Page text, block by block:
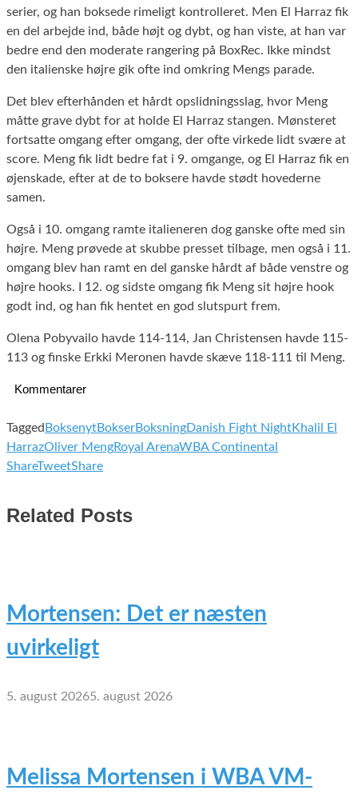
serier, og han boksede rimeligt kontrolleret. Men El Harraz fik
en del arbejde ind, både højt og dybt, og han viste, at han var
bedre end den moderate rangering på BoxRec. Ikke mindst
den italienske højre gik ofte ind omkring Mengs parade.
Det blev efterhånden et hårdt opslidningsslag, hvor Meng
måtte grave dybt for at holde El Harraz stangen. Mønsteret
fortsatte omgang efter omgang, der ofte virkede lidt svære at
score. Meng fik lidt bedre fat i 9. omgange, og El Harraz fik en
øjenskade, efter at de to boksere havde stødt hovederne
samen.
Også i 10. omgang ramte italieneren dog ganske ofte med sin
højre. Meng prøvede at skubbe presset tilbage, men også i 11.
omgang blev han ramt en del ganske hårdt af både venstre og
højre hooks. I 12. og sidste omgang fik Meng sit højre hook
godt ind, og han fik hentet en god slutspurt frem.
Olena Pobyvailo havde 114-114, Jan Christensen havde 115-
113 og finske Erkki Meronen havde skæve 118-111 til Meng.
Kommentarer
Tagged BoksenytBokserBoksningDanish Fight NightKhalil El
HarrazOliver MengRoyal ArenaWBA Continental
ShareTweetShare
Related Posts
Mortensen: Det er næsten
uvirkeligt
5. august 20265. august 2026
Melissa Mortensen i WBA VM-